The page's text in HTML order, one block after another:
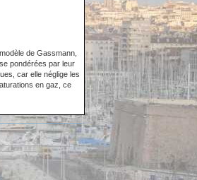
de Gassmann,
pondérées par leur
car elle néglige les
en gaz, ce